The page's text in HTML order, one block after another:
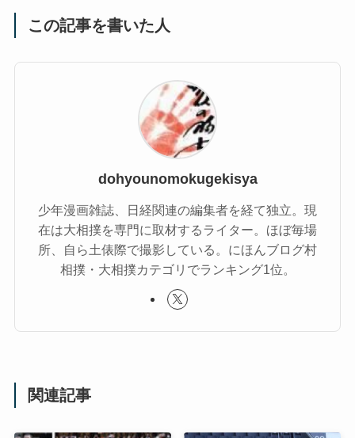
この記事を書いた人
dohyounomokugekisya
少年漫画雑誌、日経関連の編集者を経て独立。現
在は大相撲を専門に取材するライター。ほぼ毎場
所、自ら土俵際で撮影している。にほんブログ村
相撲・大相撲カテゴリでランキング1位。
関連記事